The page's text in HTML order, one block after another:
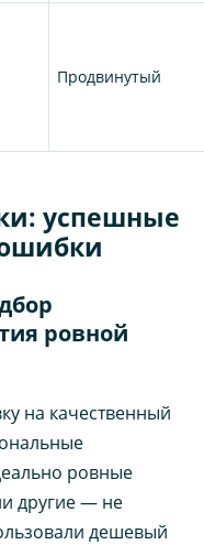
Продвинутый
успешные
ровной
на качественный
ровные
другие — не
дешевый